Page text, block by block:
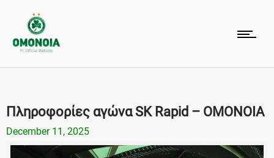
Πληροφορίες αγώνα SK Rapid – ΟΜΟΝΟΙΑ
December 11, 2025